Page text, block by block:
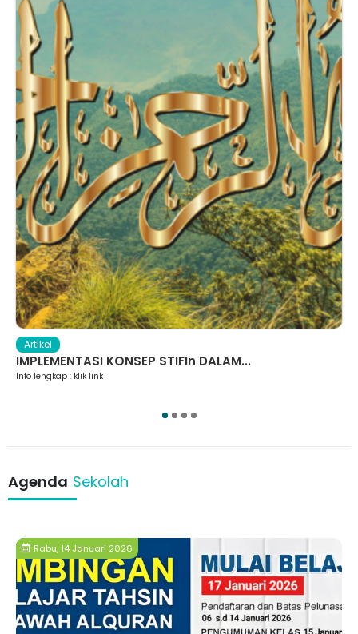
Artikel
IMPLEMENTASI KONSEP STIFIn DALAM...
Info lengkap : klik link
Agenda Sekolah
Rabu, 14 Januari 2026